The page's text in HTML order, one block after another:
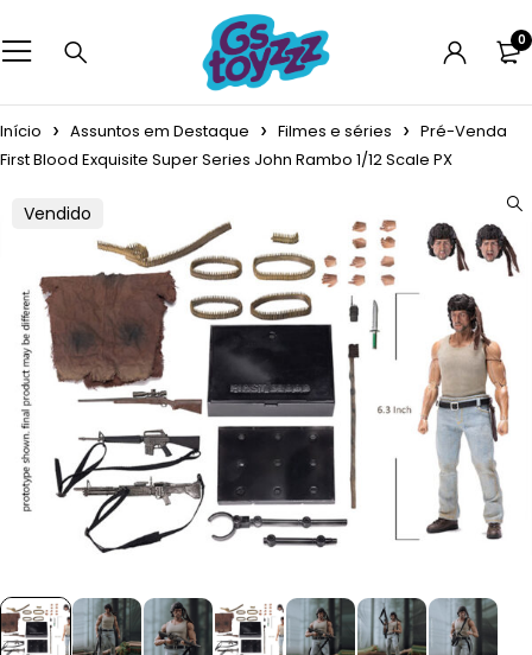
0
Início Assuntos em Destaque Filmes e séries
Pré-Venda
First Blood Exquisite Super Series John Rambo 1/12 Scale PX
Vendido